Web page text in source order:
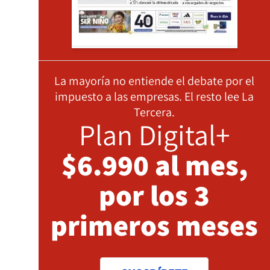
La mayoría no entiende el debate por el
impuesto a las empresas. El resto lee La
Tercera.
Plan Digital+
$6.990 al mes,
por los 3
primeros meses